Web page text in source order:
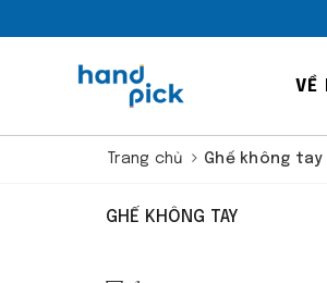
VỀ
Trang chủ Ghế không tay
GHẾ KHÔNG TAY